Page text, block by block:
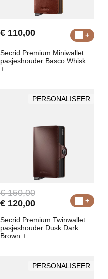
€ 110,00
Secrid Premium Miniwallet
pasjeshouder Basco Whiskey
+
PERSONALISEER
€ 150,00
€ 120,00
Secrid Premium Twinwallet
pasjeshouder Dusk Dark
Brown +
PERSONALISEER